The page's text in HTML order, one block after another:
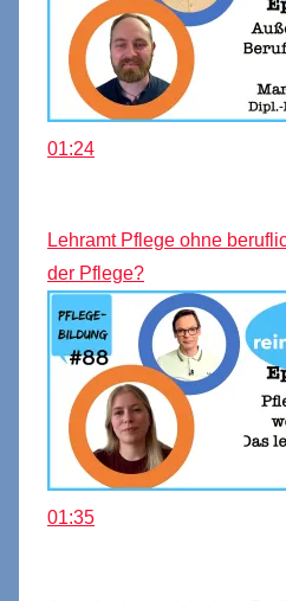
01:24
Lehramt Pflege ohne
der Pflege?
01:35